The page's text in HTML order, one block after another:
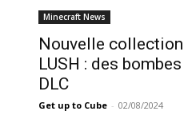
Minecraft News
Nouvelle
LUSH : des
DLC
Get up to Cube - 02/08/2024